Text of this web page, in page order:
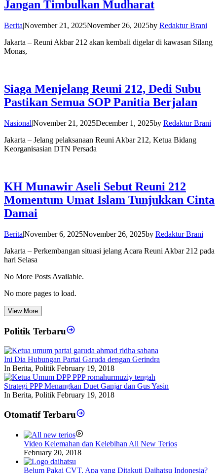
Jangan Timbulkan Mudharat
Berita|November 21, 2025November 26, 2025by Redaktur Brani
Jakarta – Reuni Akbar 212 akan kembali digelar di kawasan Silang
Monas,
Siaga Menjelang Reuni 212, Dedi Subu
Pastikan Semua SOP Panitia Berjalan
Nasional|November 21, 2025December 1, 2025by Redaktur Brani
Jakarta – Jelang pelaksanaan Reuni Akbar 212, Ketua Bidang
Keorganisasian DTN Persada
KH Munawir Aseli Sebut Reuni 212
Momentum Umat Islam Tunjukkan Cinta
Damai
Berita|November 6, 2025November 26, 2025by Redaktur Brani
Jakarta – Perkembangan situasi jelang Acara Reuni Akbar 212 pada
hari Selasa
No More Posts Available.
No more pages to load.
View More
Politik Terbaru
Ini Dia Hubungan Partai Garuda dengan Gerindra
In Berita, Politik|February 19, 2018
Strategi PPP Menangkan Duet Ganjar dan Gus Yasin
In Berita, Politik|February 19, 2018
Otomatif Terbaru
Video Kelemahan dan Kelebihan All New Terios
February 20, 2018
Belum Pakai CVT, Apa yang Ditakuti Daihatsu Indonesia?